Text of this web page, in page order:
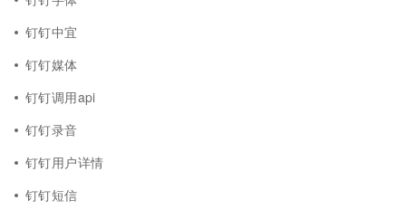
钉钉中宜
钉钉媒体
钉钉调用api
钉钉录音
钉钉用户详情
钉钉短信